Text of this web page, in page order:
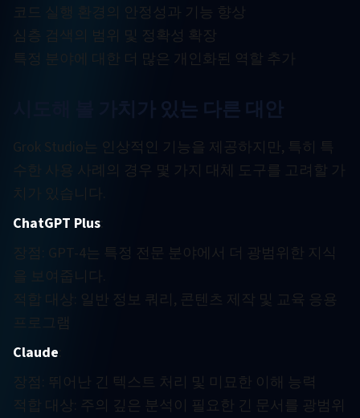
코드 실행 환경의 안정성과 기능 향상
심층 검색의 범위 및 정확성 확장
특정 분야에 대한 더 많은 개인화된 역할 추가
시도해 볼 가치가 있는 다른 대안
Grok Studio는 인상적인 기능을 제공하지만, 특히 특
수한 사용 사례의 경우 몇 가지 대체 도구를 고려할 가
치가 있습니다.
ChatGPT Plus:
장점: GPT-4는 특정 전문 분야에서 더 광범위한 지식
을 보여줍니다.
적합 대상: 일반 정보 쿼리, 콘텐츠 제작 및 교육 응용
프로그램
Claude
장점: 뛰어난 긴 텍스트 처리 및 미묘한 이해 능력
적합 대상: 주의 깊은 분석이 필요한 긴 문서를 광범위